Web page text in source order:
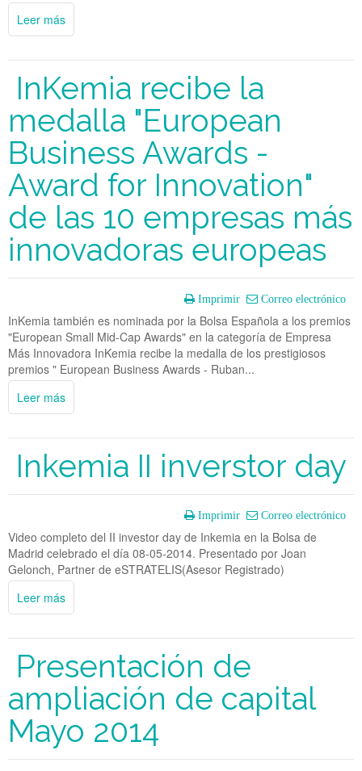
Leer más
InKemia recibe la
medalla "European
Business Awards -
Award for Innovation"
de las 10 empresas más
innovadoras europeas
Imprimir Correo electrónico
InKemia también es nominada por la Bolsa Española a los premios
"European Small Mid-Cap Awards" en la categoría de Empresa
Más Innovadora InKemia recibe la medalla de los prestigiosos
premios " European Business Awards - Ruban...
Leer más
Inkemia II inverstor day
Imprimir Correo electrónico
Video completo del II investor day de Inkemia en la Bolsa de
Madrid celebrado el día 08-05-2014. Presentado por Joan
Gelonch, Partner de eSTRATELIS(Asesor Registrado)
Leer más
Presentación de
ampliación de capital
Mayo 2014